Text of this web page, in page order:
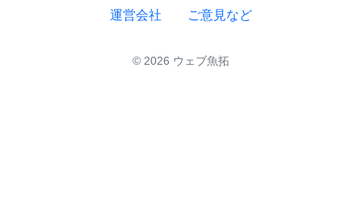
運営会社 ご意見など
© 2026 ウェブ魚拓